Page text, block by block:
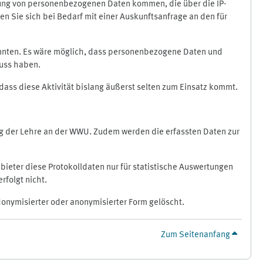
von personenbezogenen Daten kommen, die über die IP-
Sie sich bei Bedarf mit einer Auskunftsanfrage an den für
Es wäre möglich, dass personenbezogene Daten und
haben.
diese Aktivität bislang äußerst selten zum Einsatz kommt.
Lehre an der WWU. Zudem werden die erfassten Daten zur
diese Protokolldaten nur für statistische Auswertungen
nicht.
oder anonymisierter Form gelöscht.
Zum Seitenanfang